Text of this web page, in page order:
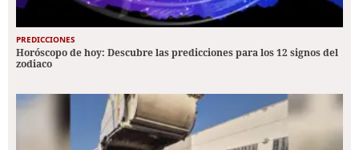
PREDICCIONES
Horóscopo de hoy: Descubre las predicciones para los 12 signos del
zodiaco